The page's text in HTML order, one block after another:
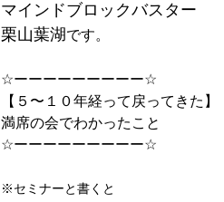
マインドブロックバスター
栗山葉湖です。
☆ーーーーーーーーー☆
【５〜１０年経って戻ってきた】
満席の会でわかったこと
☆ーーーーーーーーー☆
※セミナーと書くと